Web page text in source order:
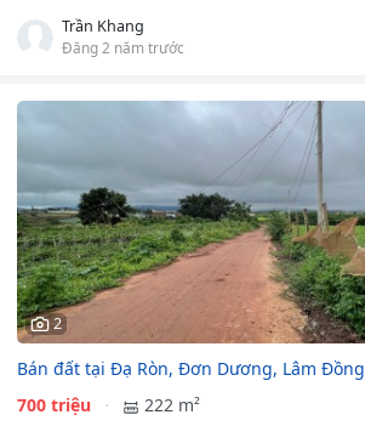
Trần Khang
Đăng 2 năm trước
2
Bán đất tại Đạ Ròn, Đơn Dương, Lâm Đồng
700 triệu
222 m²